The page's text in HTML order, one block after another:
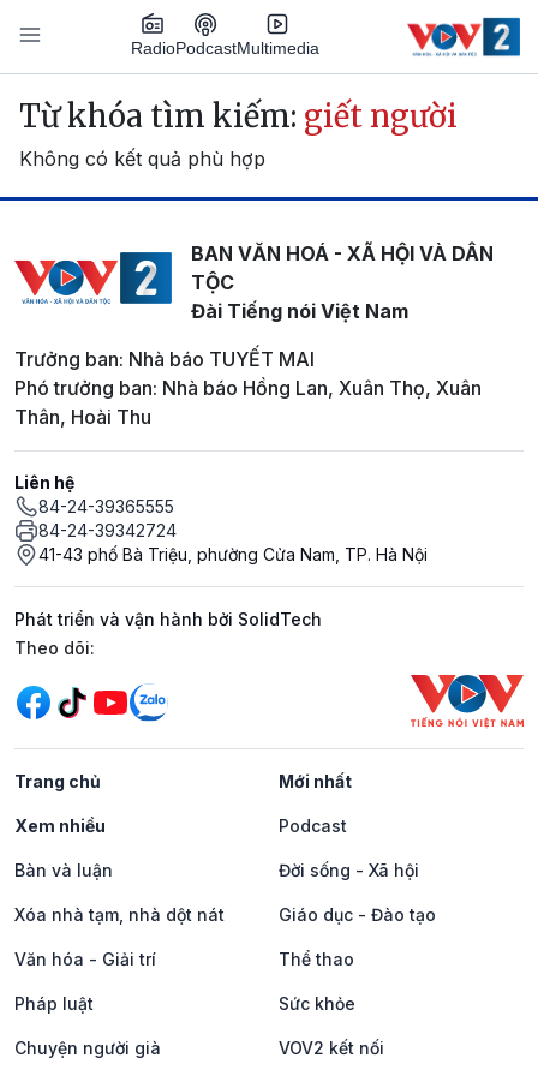
Nhảy đến nội dung
RadioPodcastMultimedia
Main navigation
Từ khóa tìm kiếm: giết người
Không có kết quả phù hợp
BAN VĂN HOÁ - XÃ HỘI VÀ DÂN
TỘC
Đài Tiếng nói Việt Nam
Trưởng ban: Nhà báo TUYẾT MAI
Phó trưởng ban: Nhà báo Hồng Lan, Xuân Thọ, Xuân
Thân, Hoài Thu
Liên hệ
84-24-39365555
84-24-39342724
41-43 phố Bà Triệu, phường Cửa Nam, TP. Hà Nội
Phát triển và vận hành bởi SolidTech
Mạng xã hội
Theo dõi:
Trang chủ Mới nhất
Xem nhiều Podcast
Bàn và luận Đời sống - Xã hội
Xóa nhà tạm, nhà dột nát Giáo dục - Đào tạo
Văn hóa - Giải trí Thể thao
Pháp luật Sức khỏe
Chuyện người già VOV2 kết nối